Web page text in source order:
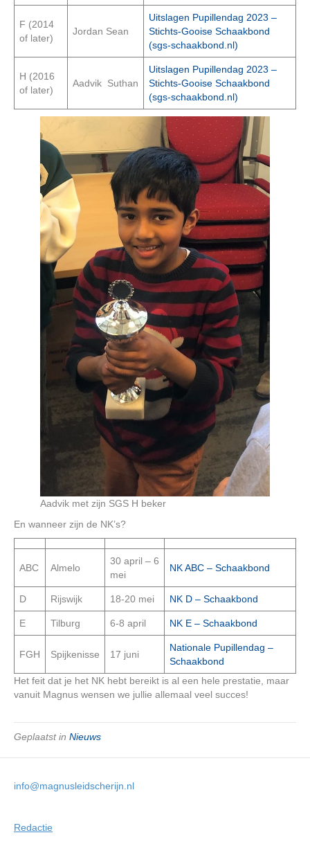
F (2014
of later)
Jordan Sean
Uitslagen Pupillendag 2023 –
Stichts-Gooise Schaakbond
(sgs-schaakbond.nl)
H (2016
of later)
Aadvik Suthan
Uitslagen Pupillendag 2023 –
Stichts-Gooise Schaakbond
(sgs-schaakbond.nl)
Aadvik met zijn SGS H beker
En wanneer zijn de NK’s?
ABC Almelo
30 april – 6
mei
NK ABC – Schaakbond
D Rijswijk 18-20 mei NK D – Schaakbond
E Tilburg 6-8 april NK E – Schaakbond
FGH Spijkenisse 17 juni
Nationale Pupillendag –
Schaakbond
Het feit dat je het NK hebt bereikt is al een hele prestatie, maar
vanuit Magnus wensen we jullie allemaal veel succes!
Geplaatst in Nieuws
info@magnusleidscherijn.nl
Redactie